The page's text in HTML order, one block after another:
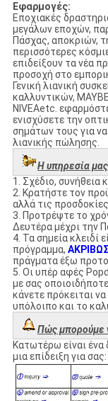
Εφαρμογές:
Εποχιακές
μεγάλων εποχών,
Πάσχας, αποκριών,
περισσότερες
επιδείξουν τα νέα
προσοχή στο
Γενική λιανική
καλλυντικών,
NIVEAetc.
ενισχύσετε την
σημάτων τους για
λιανικής πώλησης.
Η υπηρεσία μας
1. Σχέδιο, συνήθεια
2. Κρατήστε τον
αλλά τις
3. Προτρέψτε το
Δευτέρα μέχρι την
4. Τα σημεία κλειδί
πρόγραμμα,
πράγματα έξω
5. Οι υπέρ αφές
με σας
κάνετε πρόκειται
υπόλοιπο και το
Πώς μπορούμε
Κατωτέρω είναι ένα
μια επίδειξη για σας: